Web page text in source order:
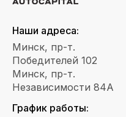
Наши адреса:
Минск, пр-т.
Победителей 102
Минск, пр-т.
Независимости 84А
График работы: